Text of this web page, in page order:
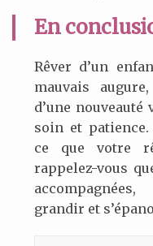
En
Rêver d’un
mauvais
d’une
soin et patience.
ce que votre
rappelez-vous
grandir et